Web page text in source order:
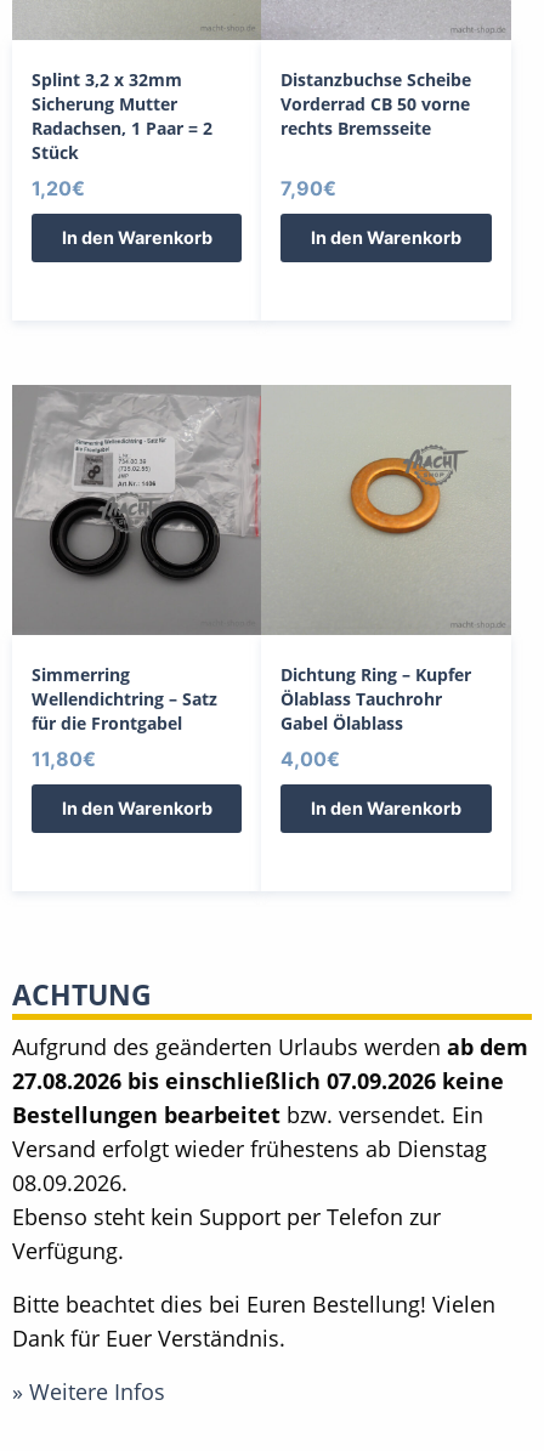
Splint 3,2 x 32mm
Sicherung Mutter
Radachsen, 1 Paar = 2
Stück
1,20€
In den Warenkorb
Distanzbuchse Scheibe
Vorderrad CB 50 vorne
rechts Bremsseite
7,90€
In den Warenkorb
Simmerring
Wellendichtring – Satz
für die Frontgabel
11,80€
In den Warenkorb
Dichtung Ring – Kupfer
Ölablass Tauchrohr
Gabel Ölablass
4,00€
In den Warenkorb
ACHTUNG
Aufgrund des geänderten Urlaubs werden ab dem
27.08.2026 bis einschließlich 07.09.2026 keine
Bestellungen bearbeitet bzw. versendet. Ein
Versand erfolgt wieder frühestens ab Dienstag
08.09.2026.
Ebenso steht kein Support per Telefon zur
Verfügung.
Bitte beachtet dies bei Euren Bestellung! Vielen
Dank für Euer Verständnis.
» Weitere Infos